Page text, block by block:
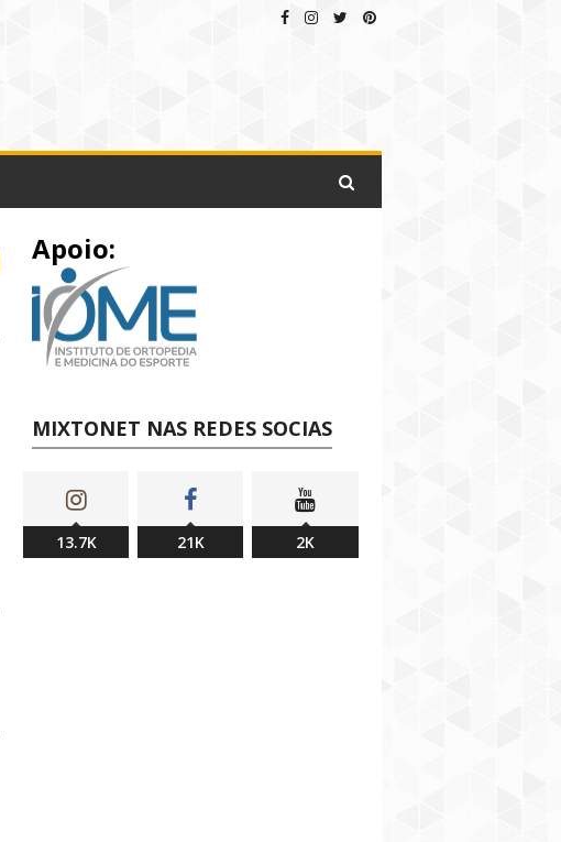
Apoio:
MIXTONET NAS REDES SOCIAS
13.7K 21K 2K